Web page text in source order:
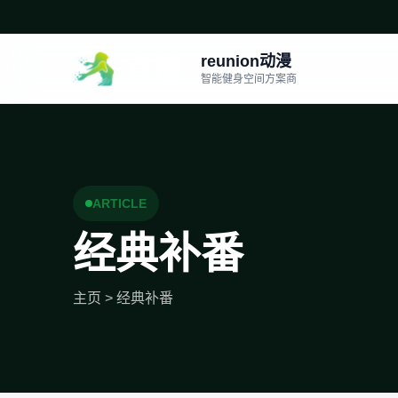
reunion动漫
智能健身空间方案商
ARTICLE
经典补番
主页 > 经典补番